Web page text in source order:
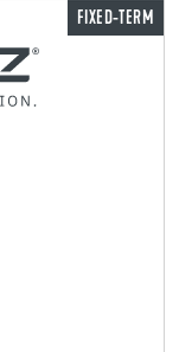
FIXED-TERM